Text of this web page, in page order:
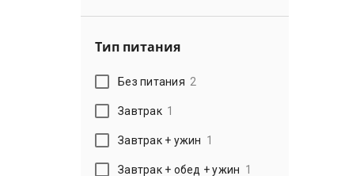
Тип питания
Без питания 2
Завтрак 1
Завтрак + ужин 1
Завтрак + обед + ужин 1